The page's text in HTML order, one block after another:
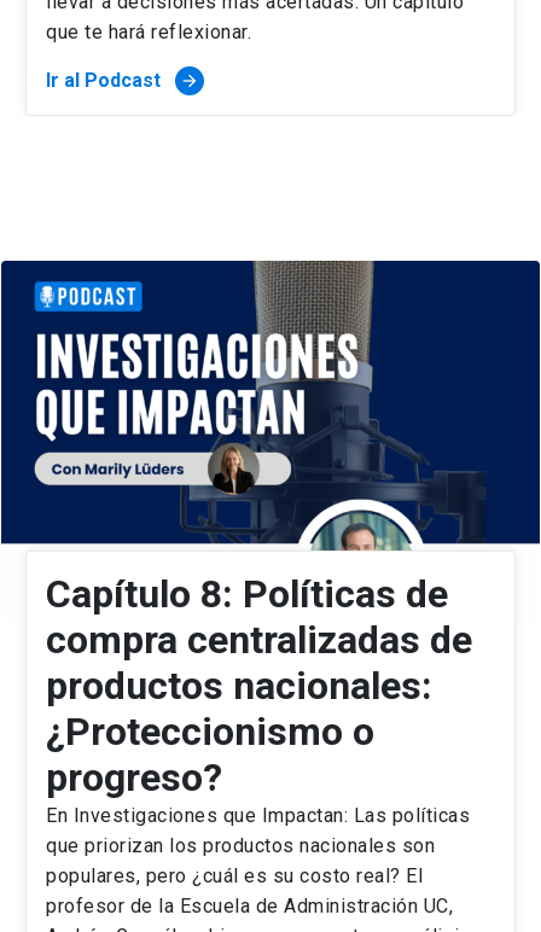
que te hará reflexionar.
Ir al Podcast arrow_forward
Capítulo 8: Políticas de
compra centralizadas de
productos nacionales:
¿Proteccionismo o
progreso?
En Investigaciones que Impactan: Las políticas
que priorizan los productos nacionales son
populares, pero ¿cuál es su costo real? El
profesor de la Escuela de Administración UC,